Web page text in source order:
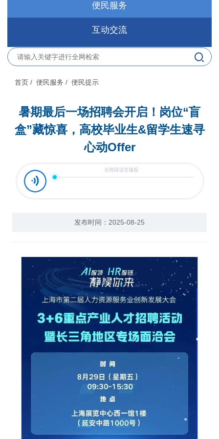
便民服务
互动交流
首页 / 便民服务 / 便民提示
暑期最后一场招聘会开启！岗位“盲
盒”藏惊喜，高校毕业生&留学生速寻
心动Offer
发布时间：2025-08-25